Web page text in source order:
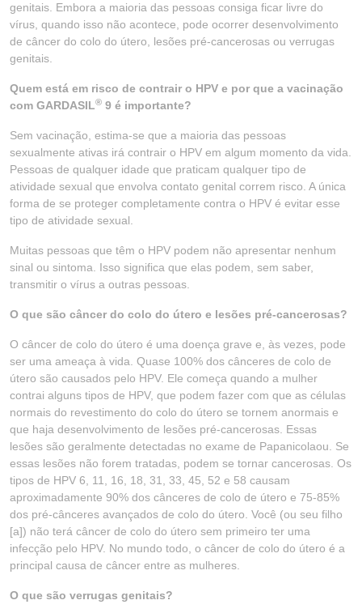
genitais. Embora a maioria das pessoas consiga ficar livre do
vírus, quando isso não acontece, pode ocorrer desenvolvimento
de câncer do colo do útero, lesões pré-cancerosas ou verrugas
genitais.
Quem está em risco de contrair o HPV e por que a vacinação
com GARDASIL® 9 é importante?
Sem vacinação, estima-se que a maioria das pessoas
sexualmente ativas irá contrair o HPV em algum momento da vida.
Pessoas de qualquer idade que praticam qualquer tipo de
atividade sexual que envolva contato genital correm risco. A única
forma de se proteger completamente contra o HPV é evitar esse
tipo de atividade sexual.
Muitas pessoas que têm o HPV podem não apresentar nenhum
sinal ou sintoma. Isso significa que elas podem, sem saber,
transmitir o vírus a outras pessoas.
O que são câncer do colo do útero e lesões pré-cancerosas?
O câncer de colo do útero é uma doença grave e, às vezes, pode
ser uma ameaça à vida. Quase 100% dos cânceres de colo de
útero são causados pelo HPV. Ele começa quando a mulher
contrai alguns tipos de HPV, que podem fazer com que as células
normais do revestimento do colo do útero se tornem anormais e
que haja desenvolvimento de lesões pré-cancerosas. Essas
lesões são geralmente detectadas no exame de Papanicolaou. Se
essas lesões não forem tratadas, podem se tornar cancerosas. Os
tipos de HPV 6, 11, 16, 18, 31, 33, 45, 52 e 58 causam
aproximadamente 90% dos cânceres de colo de útero e 75-85%
dos pré-cânceres avançados de colo do útero. Você (ou seu filho
[a]) não terá câncer de colo do útero sem primeiro ter uma
infecção pelo HPV. No mundo todo, o câncer de colo do útero é a
principal causa de câncer entre as mulheres.
O que são verrugas genitais?